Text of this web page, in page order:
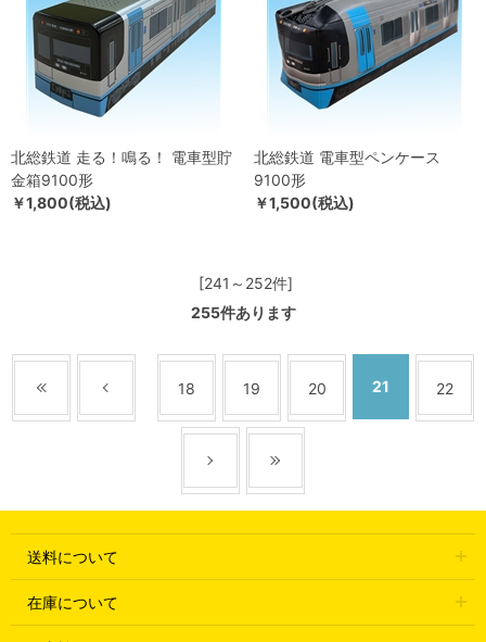
北総鉄道 走る！鳴る！ 電車型貯
金箱9100形
￥1,800(税込)
北総鉄道 電車型ペンケース
9100形
￥1,500(税込)
[241～252件]
255件あります
18 19 20 21 22
送料について
在庫について